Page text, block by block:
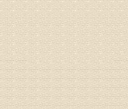
都不理
专家回
况，不
姓名：
病情描
专家回